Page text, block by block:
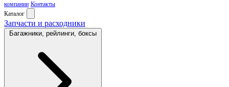
компании Контакты
Каталог
Запчасти и расходники
Багажники, рейлинги, боксы